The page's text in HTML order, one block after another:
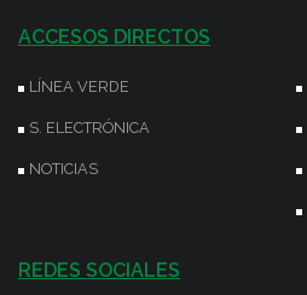
ACCESOS DIRECTOS
LÍNEA VERDE
S. ELECTRÓNICA
NOTICIAS
REDES SOCIALES